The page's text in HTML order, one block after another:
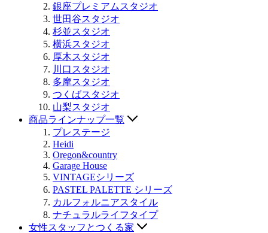
銀座プレミアムスタジオ
世田谷スタジオ
杉並スタジオ
横浜スタジオ
厚木スタジオ
川口スタジオ
多摩スタジオ
つくばスタジオ
山梨スタジオ
商品ラインナップ一覧
プレステージ
Heidi
Oregon&country
Garage House
VINTAGEシリーズ
PASTEL PALETTE シリーズ
カルフォルニアスタイル
ナチュラルライフタイプ
女性スタッフとつくる家